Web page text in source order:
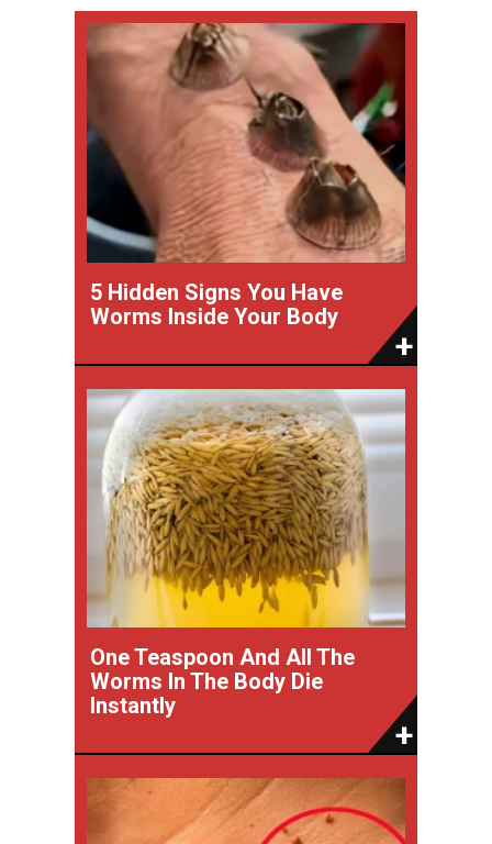
5 Hidden Signs You Have
Worms Inside Your Body
One Teaspoon And All The
Worms In The Body Die
Instantly